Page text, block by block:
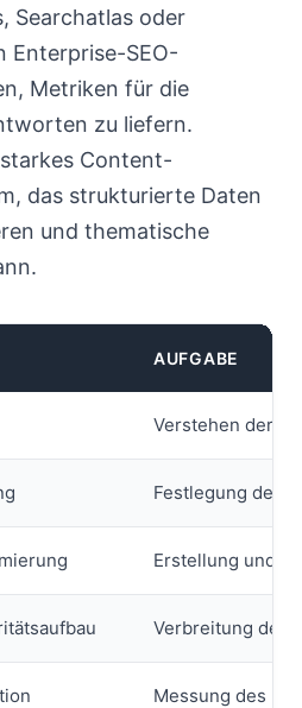
Searchatlas oder
Enterprise-SEO-
Metriken für die
zu liefern.
Content-
das strukturierte Daten
und thematische
AUFGABE
Verstehen der
Festlegung der
Erstellung und
Verbreitung der
Messung des